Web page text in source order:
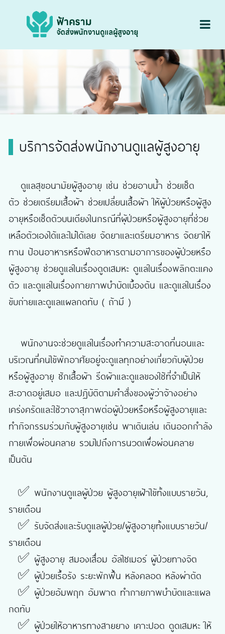
บริการจัดส่งพนักงานดูแลผู้สูงอายุ​
ดูแลสุขอนามัยผู้สูงอายุ เช่น ช่วยอาบน้ำ ช่วยเช็ด
ตัว ช่วยเตรียมเสื้อผ้า ช่วยเปลี่ยนเสื้อผ้า ให้ผู้ป่วยหรือผู้สูง
อายุหรือเช็ดตัวบนเตียงในกรณีที่ผุ้ป่วยหรือผู้สูงอายุที่ช่วย
เหลือตัวเองได้และไม่ได้เลย จัดยาและเตรียมอาหาร จัดยาให้
ทาน ป้อนอาหารหรือฟีดอาหารตามอาการของผู้ป่วยหรือ
ผู้สูงอายุ ช่วยดูแลในเรื่องดูดเสมหะ ดูแลในเรื่องพลิกตะแคง
ตัว และดูแลในเรื่องกายภาพบำบัดเบื้องต้น และดูแลในเรื่อง
ขับถ่ายและดูแลแผลกดทับ ( ถ้ามี )
พนักงานจะช่วยดูแลในเรื่องทำความสะอาดที่นอนและ
บริเวณที่คนไข้พักอาศัยอยู่จะดูแลทุกอย่างเกี่ยวกับผุ้ป่วย
หรือผู้สูงอายุ ซักเสื้อผ้า รีดผ้าและดูแลของใช้ที่จำเป็นให้
สะอาดอยู่เสมอ และปฏิบัติตามคำสั่งของผู้ว่าจ้างอย่าง
เคร่งครัดและใช้วาจาสุภาพต่อผู้ป่วยหรือหรือผู้สูงอายุและ
ทำกิจกรรมร่วมกับผู้สูงอายุเช่น พาเดินเล่น เดินออกกำลัง
กายเพื่อผ่อนคลาย รวมไปถึงการนวดเพื่อผ่อนคลาย
เป็นต้น
✅ พนักงานดูแลผู้ป่วย ผู้สูงอายุเฝ้าไข้ทั้งแบบรายวัน,
รายเดือน
✅ รับจัดส่งและรับดูแลผู้ป่วย/ผู้สูงอายุทั้งแบบรายวัน/
รายเดือน
✅ ผู้สูงอายุ สมองเสื่อม อัลไซเมอร์ ผู้ป่วยทางจิต
✅ ผู้ป่วยเรื้อรัง ระยะพักฟื้น หลังคลอด หลังผ่าตัด
✅ ผู้ป่วยอัมพฤก อัมพาต ทำกายภาพบำบัดและแผล
กดทับ
✅ ผู้ป่วยให้อาหารทางสายยาง เคาะปอด ดูดเสมหะ ให้